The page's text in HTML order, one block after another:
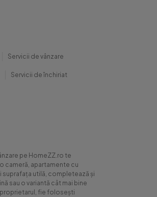
Servicii de vânzare
Servicii de închiriat
pe HomeZZ.ro te
cameră, apartamente cu
utilă, completează și
sau o variantă cât mai bine
proprietarul, fie folosești